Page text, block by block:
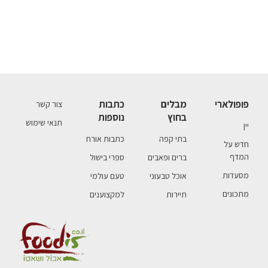
פופולארי
יין
חדש על
המדף
מסעדות
מתכונים
מבלים
בחוץ
בתי קפה
ברים ופאבים
אוכל טבעוני
תיירות
כתבות
נוספות
כתבות אורח
ספרי בישול
טעם עולמי
למקצוענים
צור קשר
תנאי שימוש